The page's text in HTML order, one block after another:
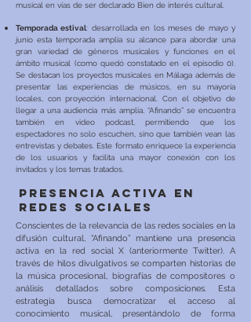
musical en vías de ser declarado Bien de interés cultural.
Temporada estival: desarrollada en los meses de mayo y
junio esta temporada amplía su alcance para abordar una
gran variedad de géneros musicales y funciones en el
ámbito musical (como quedó constatado en el episodio 0).
Se destacan los proyectos musicales en Málaga además de
presentar las experiencias de músicos, en su mayoría
locales, con proyección internacional. Con el objetivo de
llegar a una audiencia más amplia, “Afinando” se encuentra
también en video podcast, permitiendo que los
espectadores no solo escuchen, sino que también vean las
entrevistas y debates. Este formato enriquece la experiencia
de los usuarios y facilita una mayor conexión con los
invitados y los temas tratados.
Presencia activa en
Redes Sociales
Conscientes de la relevancia de las redes sociales en la
difusión cultural, “Afinando” mantiene una presencia
activa en la red social X (anteriormente Twitter). A
través de hilos divulgativos se comparten historias de
la música procesional, biografías de compositores o
análisis detallados sobre composiciones. Esta
estrategia busca democratizar el acceso al
conocimiento musical, presentándolo de forma